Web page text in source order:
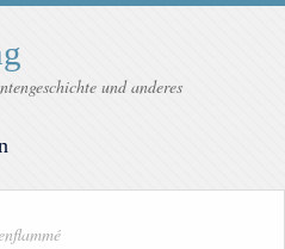
und anderes